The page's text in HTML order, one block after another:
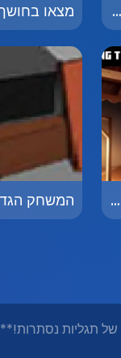
דברים נסתרים - Hidden Objects
טונג טונג סאהור והחפצים הנסתרים - Tung Tung Sahur Hidden Bedug
של תגליות נסתרות!**